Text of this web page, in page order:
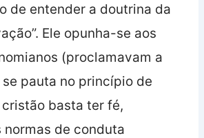
de entender a doutrina da
Ele opunha-se aos
(proclamavam a
pauta no princípio de
basta ter fé,
normas de conduta